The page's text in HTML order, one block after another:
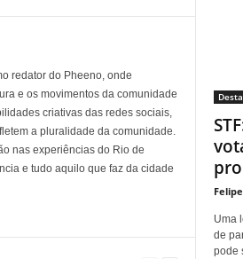
redator do Pheeno, onde
e os movimentos da comunidade
criativas das redes sociais,
a pluralidade da comunidade.
nas experiências do Rio de
e tudo aquilo que faz da cidade
Uma
de
pode